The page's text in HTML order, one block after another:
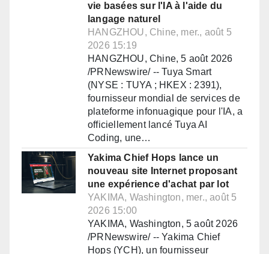
vie basées sur l'IA à l'aide du
langage naturel
HANGZHOU, Chine, mer., août 5
2026 15:19
HANGZHOU, Chine, 5 août 2026
/PRNewswire/ -- Tuya Smart
(NYSE : TUYA ; HKEX : 2391),
fournisseur mondial de services de
plateforme infonuagique pour l'IA, a
officiellement lancé Tuya AI
Coding, une…
Yakima Chief Hops lance un
nouveau site Internet proposant
une expérience d'achat par lot
YAKIMA, Washington, mer., août 5
2026 15:00
YAKIMA, Washington, 5 août 2026
/PRNewswire/ -- Yakima Chief
Hops (YCH), un fournisseur